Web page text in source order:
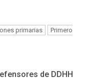
primarias
Primero
de DDHH